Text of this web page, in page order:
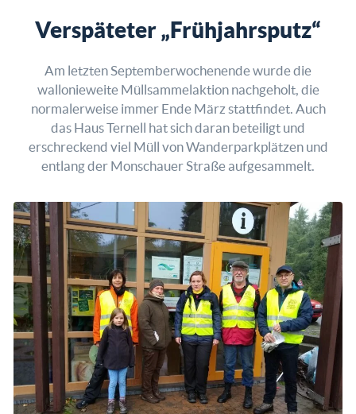
Verspäteter „Frühjahrsputz“
Am letzten Septemberwochenende wurde die
wallonieweite Müllsammelaktion nachgeholt, die
normalerweise immer Ende März stattfindet. Auch
das Haus Ternell hat sich daran beteiligt und
erschreckend viel Müll von Wanderparkplätzen und
entlang der Monschauer Straße aufgesammelt.